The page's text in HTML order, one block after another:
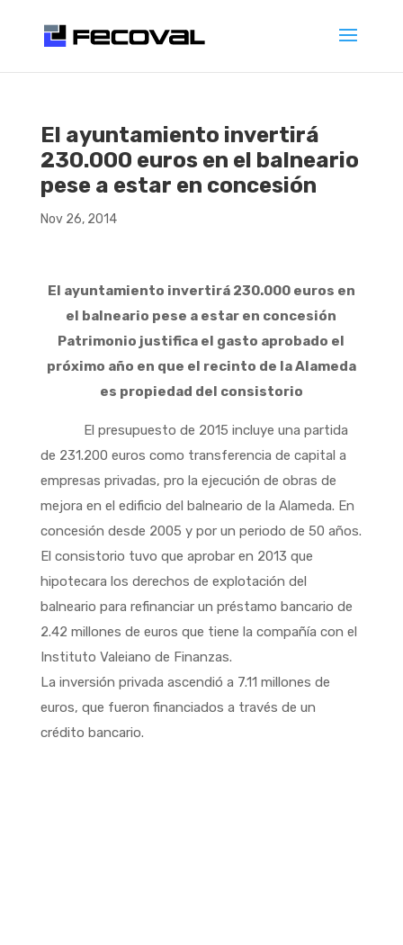
El ayuntamiento invertirá
230.000 euros en el balneario
pese a estar en concesión
Nov 26, 2014
El ayuntamiento invertirá 230.000 euros en
el balneario pese a estar en concesión
Patrimonio justifica el gasto aprobado el
próximo año en que el recinto de la Alameda
es propiedad del consistorio
El presupuesto de 2015 incluye una partida
de 231.200 euros como transferencia de capital a
empresas privadas, pro la ejecución de obras de
mejora en el edificio del balneario de la Alameda. En
concesión desde 2005 y por un periodo de 50 años.
El consistorio tuvo que aprobar en 2013 que
hipotecara los derechos de explotación del
balneario para refinanciar un préstamo bancario de
2.42 millones de euros que tiene la compañía con el
Instituto Valeiano de Finanzas.
La inversión privada ascendió a 7.11 millones de
euros, que fueron financiados a través de un
crédito bancario.